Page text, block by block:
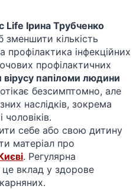
Life Ірина Трубченко
зменшити кількість
інфекційних
профілактичних
вірусу папіломи людини
безсимптомно, але
наслідків, зокрема
себе або свою дитину
матеріал про
. Регулярна
вклад у здорове